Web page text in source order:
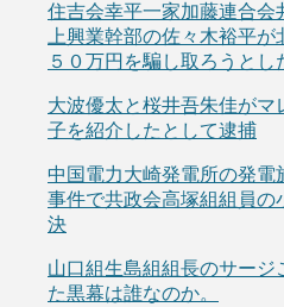
住吉会幸平一家加藤連合
上興業幹部の佐々木裕平
５０万円を騙し取ろうとし
大波優太と桜井吾朱佳が
子を紹介したとして逮捕
中国電力大崎発電所の発電
事件で共政会高塚組組員の
決
山口組生島組組長のサージ
た黒幕は誰なのか。